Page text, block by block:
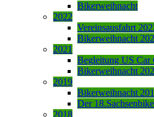
Bikerweihnacht
2022
Vereinsausfahrt
Bikerweihnacht
2021
Begleitung US Car
Bikerweihnacht
2019
Bikerweihnacht
Der
2018